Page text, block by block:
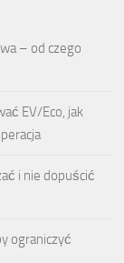
– od czego
EV/Eco, jak
i nie dopuścić
ograniczyć